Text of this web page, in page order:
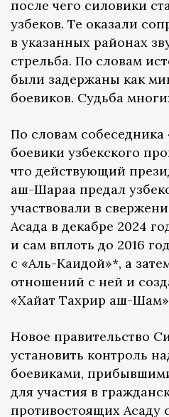
после чего силовики
узбеков. Те оказали
в указанных районах
стрельба. По словам
были задержаны как
боевиков. Судьба
По словам
боевики узбекского
что действующий
аш-Шараа предал
участвовали в
Асада в декабре 2024
и сам вплоть до 2016
с «Аль-Каидой»*, а
отношений с ней и
«Хайат Тахрир аш-
Новое правительство
установить контроль
боевиками,
для участия в
противостоящих Асаду